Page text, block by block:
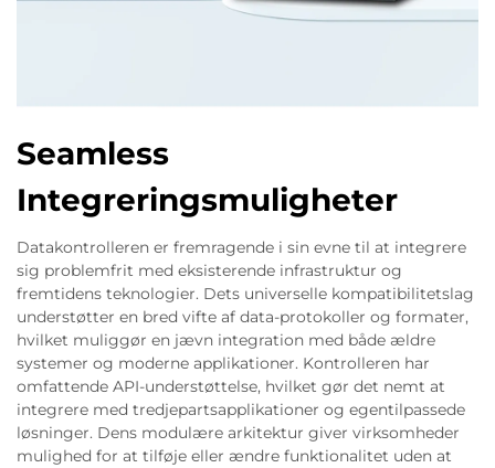
Seamless
Integreringsmuligheter
Datakontrolleren er fremragende i sin evne til at integrere
sig problemfrit med eksisterende infrastruktur og
fremtidens teknologier. Dets universelle kompatibilitetslag
understøtter en bred vifte af data-protokoller og formater,
hvilket muliggør en jævn integration med både ældre
systemer og moderne applikationer. Kontrolleren har
omfattende API-understøttelse, hvilket gør det nemt at
integrere med tredjepartsapplikationer og egentilpassede
løsninger. Dens modulære arkitektur giver virksomheder
mulighed for at tilføje eller ændre funktionalitet uden at